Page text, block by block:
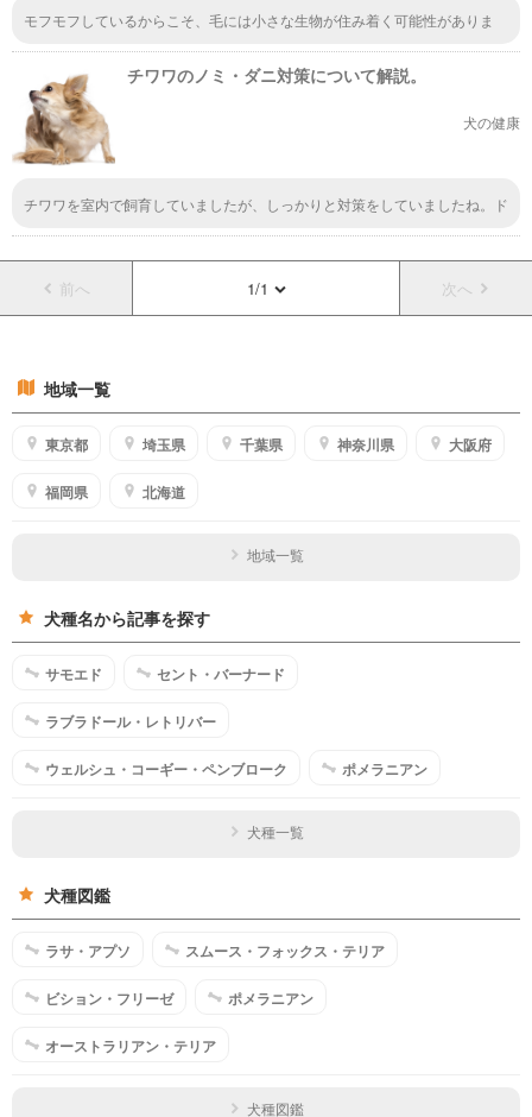
モフモフしているからこそ、毛には小さな生物が住み着く可能性がありま
らほんとに可哀想です。対策は早めにしておいて、愛犬が苦しむことのない
ようにしたいですね。チワワのノミ・ダニ対策について解説。
犬の健康
チワワを室内で飼育していましたが、しっかりと対策をしていましたね。ド
ノミ・ダニ駆除の対策が必要だったので、いつも対策をしてお出かけしてい
ました。
前へ 1/1 次へ
地域一覧
東京都 埼玉県 千葉県 神奈川県 大阪府
福岡県 北海道
地域一覧
犬種名から記事を探す
サモエド セント・バーナード
ラブラドール・レトリバー
ウェルシュ・コーギー・ペンブローク ポメラニアン
犬種一覧
犬種図鑑
ラサ・アプソ スムース・フォックス・テリア
ビション・フリーゼ ポメラニアン
オーストラリアン・テリア
犬種図鑑